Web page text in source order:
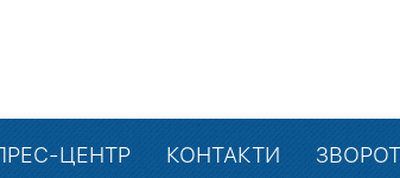
ЦЕНТР КОНТАКТИ